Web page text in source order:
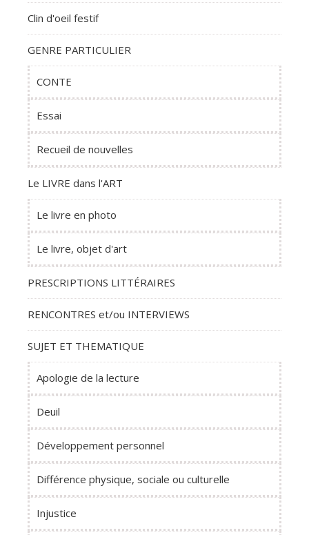
Clin d'oeil festif
GENRE PARTICULIER
CONTE
Essai
Recueil de nouvelles
Le LIVRE dans l'ART
Le livre en photo
Le livre, objet d'art
PRESCRIPTIONS LITTÉRAIRES
RENCONTRES et/ou INTERVIEWS
SUJET ET THEMATIQUE
Apologie de la lecture
Deuil
Développement personnel
Différence physique, sociale ou culturelle
Injustice